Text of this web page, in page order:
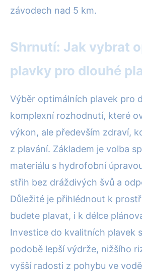
závodech nad 5 km.
Shrnutí: Jak vybrat
plavky pro dlouhé
Výběr optimálních plavek pro
komplexní rozhodnutí, které
výkon, ale především zdraví,
z plavání. Základem je volba
materiálu s hydrofobní
střih bez dráždivých švů a
Důležité je přihlédnout k
budete plavat, i k délce
Investice do kvalitních plavek
podobě lepší výdrže, nižšího
vyšší radosti z pohybu ve